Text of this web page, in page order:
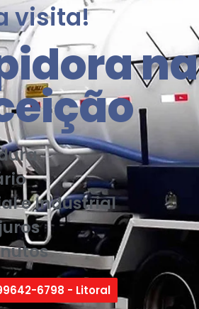
visita!
na
e Industrial
6798 - Litoral